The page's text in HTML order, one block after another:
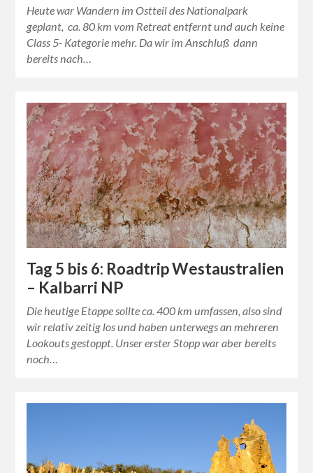
Heute war Wandern im Ostteil des Nationalpark
geplant, ca. 80 km vom Retreat entfernt und auch keine
Class 5- Kategorie mehr. Da wir im Anschluß dann
bereits nach…
Tag 5 bis 6: Roadtrip Westaustralien
– Kalbarri NP
Die heutige Etappe sollte ca. 400 km umfassen, also sind
wir relativ zeitig los und haben unterwegs an mehreren
Lookouts gestoppt. Unser erster Stopp war aber bereits
noch…